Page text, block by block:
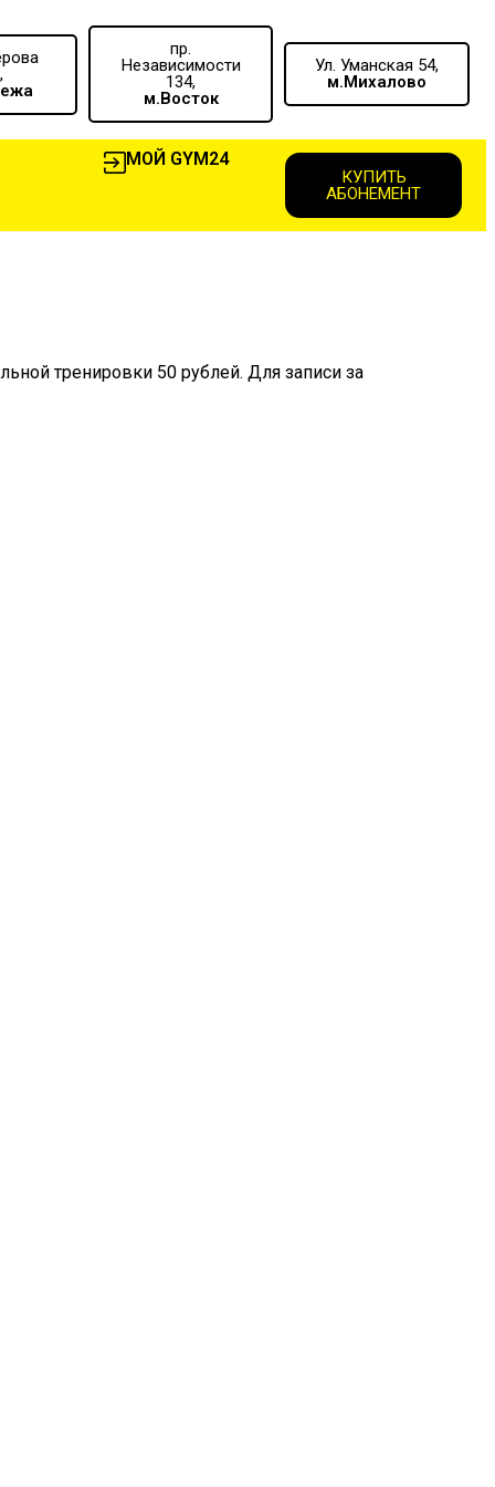
пр.
Независимости
134,
м.Восток
Ул. Уманская 54,
м.Михалово
МОЙ GYM24
КУПИТЬ
АБОНЕМЕНТ
тренировки 50 рублей. Для записи за